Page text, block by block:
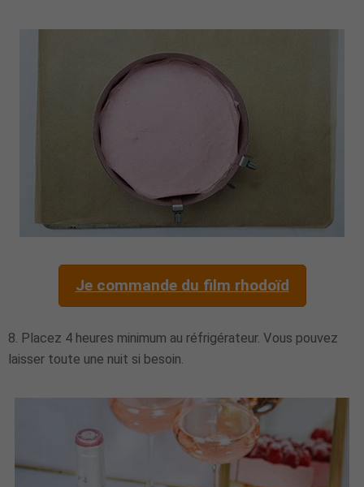
Je commande du film rhodoïd
8. Placez 4 heures minimum au réfrigérateur. Vous pouvez
laisser toute une nuit si besoin.